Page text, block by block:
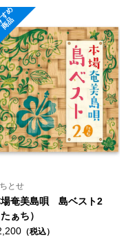
す
品
とせ
奄美島唄 島ベスト2
たぁち）
（税込）